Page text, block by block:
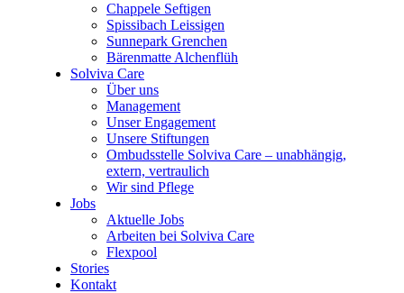
Chappele Seftigen
Spissibach Leissigen
Sunnepark Grenchen
Bärenmatte Alchenflüh
Solviva Care
Über uns
Management
Unser Engagement
Unsere Stiftungen
Ombudsstelle Solviva Care – unabhängig,
extern, vertraulich
Wir sind Pflege
Jobs
Aktuelle Jobs
Arbeiten bei Solviva Care
Flexpool
Stories
Kontakt